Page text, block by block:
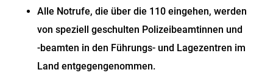
Alle Notrufe, die über die 110 eingehen, werden
von speziell geschulten Polizeibeamtinnen und
-beamten in den Führungs- und Lagezentren im
Land entgegengenommen.